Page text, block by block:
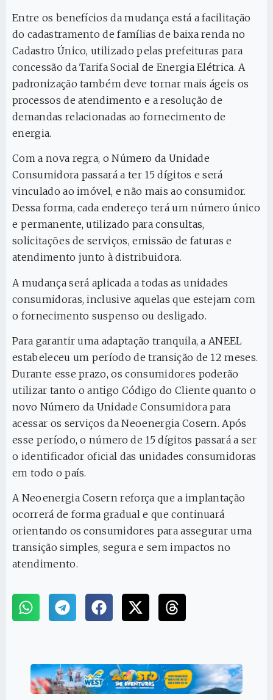
Entre os benefícios da mudança está a facilitação
do cadastramento de famílias de baixa renda no
Cadastro Único, utilizado pelas prefeituras para
concessão da Tarifa Social de Energia Elétrica. A
padronização também deve tornar mais ágeis os
processos de atendimento e a resolução de
demandas relacionadas ao fornecimento de
energia.
Com a nova regra, o Número da Unidade
Consumidora passará a ter 15 dígitos e será
vinculado ao imóvel, e não mais ao consumidor.
Dessa forma, cada endereço terá um número único
e permanente, utilizado para consultas,
solicitações de serviços, emissão de faturas e
atendimento junto à distribuidora.
A mudança será aplicada a todas as unidades
consumidoras, inclusive aquelas que estejam com
o fornecimento suspenso ou desligado.
Para garantir uma adaptação tranquila, a ANEEL
estabeleceu um período de transição de 12 meses.
Durante esse prazo, os consumidores poderão
utilizar tanto o antigo Código do Cliente quanto o
novo Número da Unidade Consumidora para
acessar os serviços da Neoenergia Cosern. Após
esse período, o número de 15 dígitos passará a ser
o identificador oficial das unidades consumidoras
em todo o país.
A Neoenergia Cosern reforça que a implantação
ocorrerá de forma gradual e que continuará
orientando os consumidores para assegurar uma
transição simples, segura e sem impactos no
atendimento.